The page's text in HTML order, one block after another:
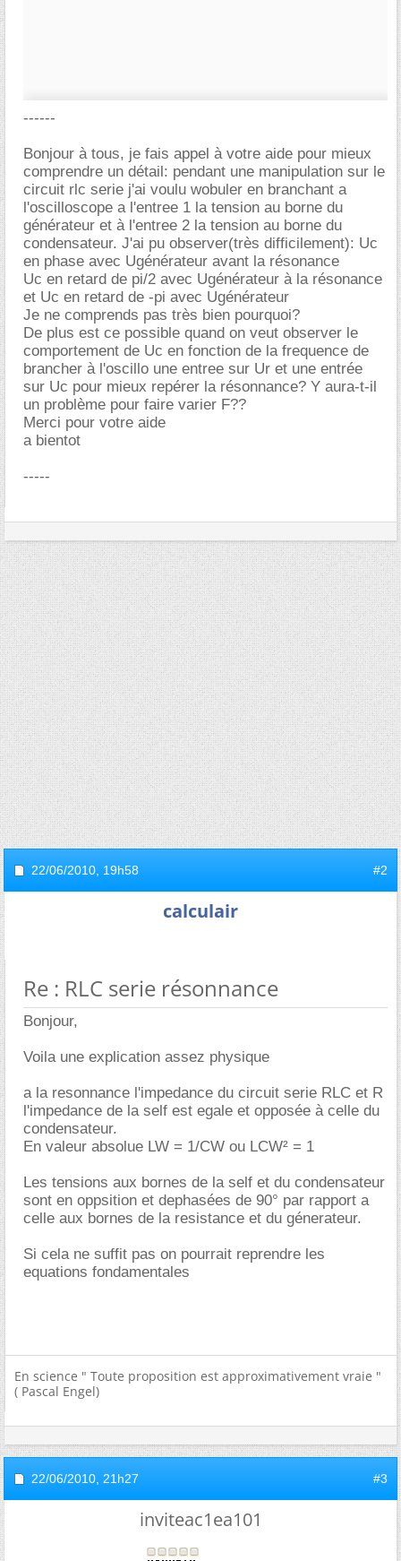
------
Bonjour à tous, je fais appel à votre aide pour mieux
comprendre un détail: pendant une manipulation sur le
circuit rlc serie j'ai voulu wobuler en branchant a
l'oscilloscope a l'entree 1 la tension au borne du
générateur et à l'entree 2 la tension au borne du
condensateur. J'ai pu observer(très difficilement): Uc
en phase avec Ugénérateur avant la résonance
Uc en retard de pi/2 avec Ugénérateur à la résonance
et Uc en retard de -pi avec Ugénérateur
Je ne comprends pas très bien pourquoi?
De plus est ce possible quand on veut observer le
comportement de Uc en fonction de la frequence de
brancher à l'oscillo une entree sur Ur et une entrée
sur Uc pour mieux repérer la résonnance? Y aura-t-il
un problème pour faire varier F??
Merci pour votre aide
a bientot
-----
22/06/2010, 19h58 #2
calculair
Re : RLC serie résonnance
Bonjour,
Voila une explication assez physique
a la resonnance l'impedance du circuit serie RLC et R
l'impedance de la self est egale et opposée à celle du
condensateur.
En valeur absolue LW = 1/CW ou LCW² = 1
Les tensions aux bornes de la self et du condensateur
sont en oppsition et dephasées de 90° par rapport a
celle aux bornes de la resistance et du génerateur.
Si cela ne suffit pas on pourrait reprendre les
equations fondamentales
En science " Toute proposition est approximativement vraie "
( Pascal Engel)
22/06/2010, 21h27 #3
inviteac1ea101